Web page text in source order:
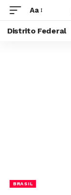
Aa
Distrito Federal
BRASIL